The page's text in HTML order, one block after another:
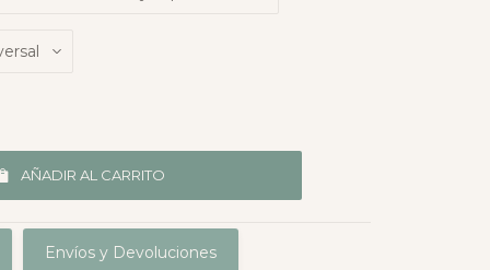
AÑADIR AL CARRITO
Envíos y Devoluciones